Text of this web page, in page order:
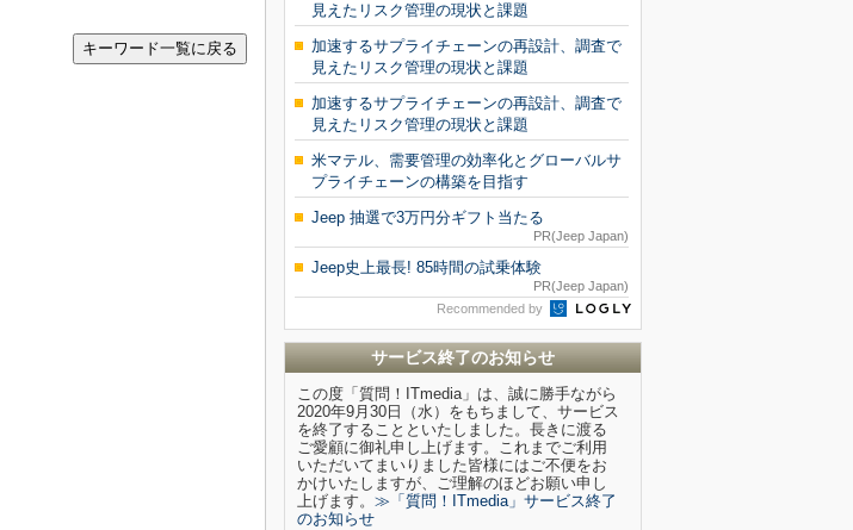
キーワード一覧に戻る
見えたリスク管理の現状と課題
加速するサプライチェーンの再設計、調査で
見えたリスク管理の現状と課題
加速するサプライチェーンの再設計、調査で
見えたリスク管理の現状と課題
米マテル、需要管理の効率化とグローバルサ
プライチェーンの構築を目指す
Jeep 抽選で3万円分ギフト当たる
PR(Jeep Japan)
Jeep史上最長! 85時間の試乗体験
PR(Jeep Japan)
Recommended by
サービス終了のお知らせ
この度「質問！ITmedia」は、誠に勝手ながら
2020年9月30日（水）をもちまして、サービス
を終了することといたしました。長きに渡る
ご愛顧に御礼申し上げます。これまでご利用
いただいてまいりました皆様にはご不便をお
かけいたしますが、ご理解のほどお願い申し
上げます。 ≫「質問！ITmedia」サービス終了
のお知らせ